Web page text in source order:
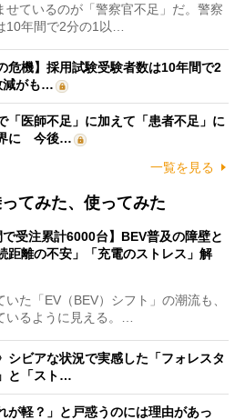
ているのが「警察官不足」だ。警察
10年間で2分の1以…
危機】採用試験受験者数は10年間で2
減がも…
「医師不足」に加えて「患者不足」に
界に 今後…
一覧を見る
てみた、使ってみた
で受注累計6000台】BEV普及の障壁と
距離の不安」「充電のストレス」解
た「EV（BEV）シフト」の潮流も、
いるように見える。…
シビアな状況で実感した「フォレスタ
と「スト…
が軽？」と戸惑うのには理由があっ